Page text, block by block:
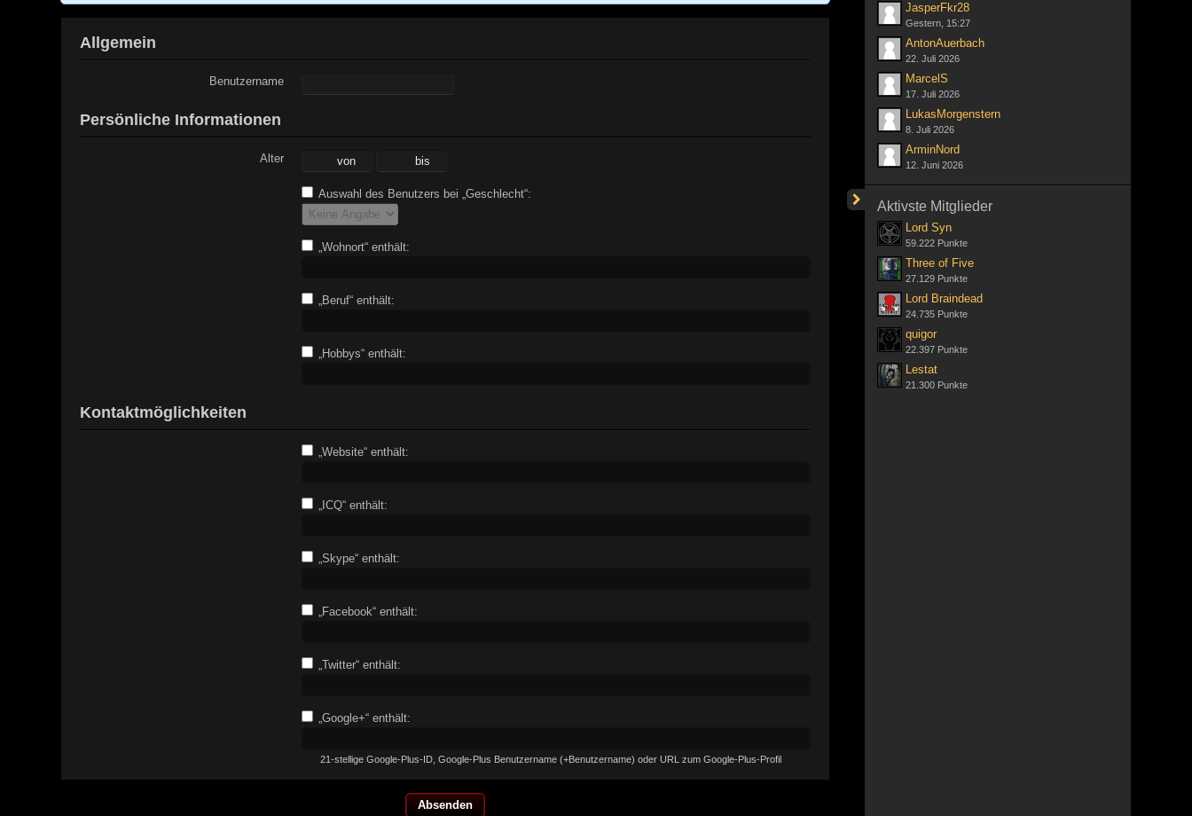
Allgemein
Benutzername
Persönliche Informationen
Alter
Auswahl des Benutzers bei „Geschlecht“:
„Wohnort“ enthält:
„Beruf“ enthält:
„Hobbys“ enthält:
Kontaktmöglichkeiten
„Website“ enthält:
„ICQ“ enthält:
„Skype“ enthält:
„Facebook“ enthält:
„Twitter“ enthält:
„Google+“ enthält:
21-stellige Google-Plus-ID, Google-Plus Benutzername (+Benutzername) oder URL zum Google-Plus-Profil
JasperFkr28
Gestern, 15:27
AntonAuerbach
22. Juli 2026
MarcelS
17. Juli 2026
LukasMorgenstern
8. Juli 2026
ArminNord
12. Juni 2026
Aktivste Mitglieder
Lord Syn
59.222 Punkte
Three of Five
27.129 Punkte
Lord Braindead
24.735 Punkte
quigor
22.397 Punkte
Lestat
21.300 Punkte